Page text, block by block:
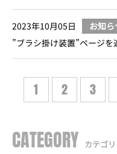
2023年10月05日
お知ら
”ブラシ掛け装置”ページを
1 2 3
CATEGORY カテゴリ